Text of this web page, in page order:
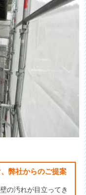
弊社からのご提案
の汚れが目立ってき